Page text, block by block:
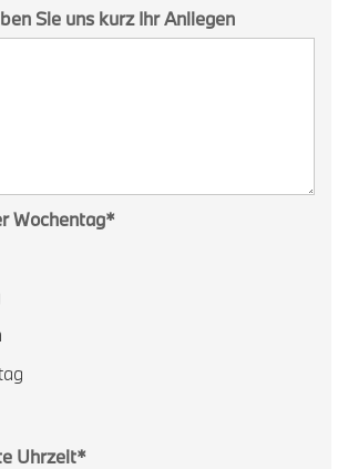
Sie uns kurz Ihr Anliegen
Wochentag*
Uhrzeit*